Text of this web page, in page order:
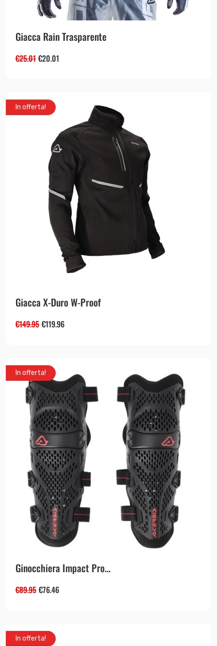
Giacca Rain Trasparente
€25.01 €20.01
In offerta!
Giacca X-Duro W-Proof
€149.95 €119.96
In offerta!
Ginocchiera Impact Pro...
€89.95 €76.46
In offerta!